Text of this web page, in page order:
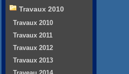
Travaux 2010
Travaux 2010
Travaux 2011
Travaux 2012
Travaux 2013